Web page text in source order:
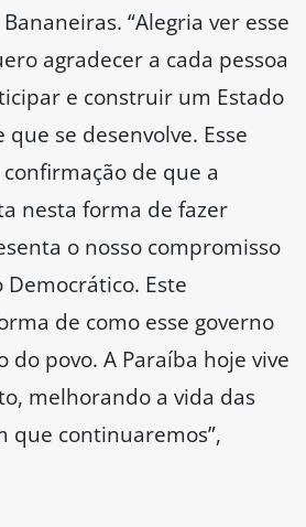
“Alegria ver esse
agradecer a cada pessoa
e construir um Estado
se desenvolve. Esse
de que a
nesta forma de fazer
o nosso compromisso
Este
de como esse governo
do povo. A Paraíba hoje vive
melhorando a vida das
que continuaremos”,